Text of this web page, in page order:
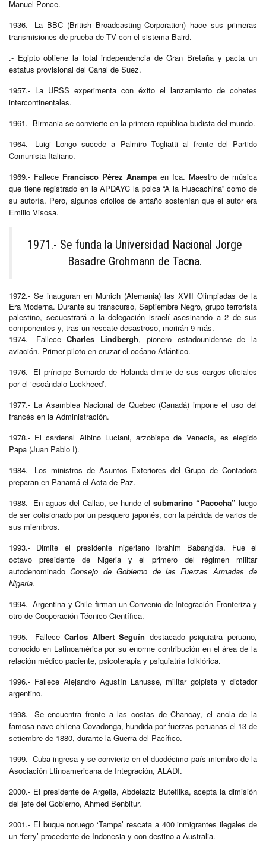
Manuel Ponce.
1936.- La BBC (British Broadcasting Corporation) hace sus primeras
transmisiones de prueba de TV con el sistema Baird.
.- Egipto obtiene la total independencia de Gran Bretaña y pacta un
estatus provisional del Canal de Suez.
1957.- La URSS experimenta con éxito el lanzamiento de cohetes
intercontinentales.
1961.- Birmania se convierte en la primera república budista del mundo.
1964.- Luigi Longo sucede a Palmiro Togliatti al frente del Partido
Comunista Italiano.
1969.- Fallece Francisco Pérez Anampa en Ica. Maestro de música
que tiene registrado en la APDAYC la polca “A la Huacachina” como de
su autoría. Pero, algunos criollos de antaño sostenían que el autor era
Emilio Visosa.
1971.- Se funda la Universidad Nacional Jorge
Basadre Grohmann de Tacna.
1972.- Se inauguran en Munich (Alemania) las XVII Olimpiadas de la
Era Moderna. Durante su transcurso, Septiembre Negro, grupo terrorista
palestino, secuestrará a la delegación israelí asesinando a 2 de sus
componentes y, tras un rescate desastroso, morirán 9 más.
1974.- FalleceCharles Lindbergh, pionero estadounidense de la
aviación. Primer piloto en cruzar el océano Atlántico.
1976.- El príncipe Bernardo de Holanda dimite de sus cargos oficiales
por el ‘escándalo Lockheed’.
1977.- La Asamblea Nacional de Quebec (Canadá) impone el uso del
francés en la Administración.
1978.- El cardenal Albino Luciani, arzobispo de Venecia, es elegido
Papa (Juan Pablo I).
1984.- Los ministros de Asuntos Exteriores del Grupo de Contadora
preparan en Panamá el Acta de Paz.
1988.- En aguas del Callao, se hunde el submarino “Pacocha” luego
de ser colisionado por un pesquero japonés, con la pérdida de varios de
sus miembros.
1993.- Dimite el presidente nigeriano Ibrahim Babangida. Fue el
octavo presidente de Nigeria y el primero del régimen militar
autodenominadoConsejo de Gobierno de las Fuerzas Armadas de
Nigeria.
1994.- Argentina y Chile firman un Convenio de Integración Fronteriza y
otro de Cooperación Técnico-Científica.
1995.- FalleceCarlos Albert Seguín destacado psiquiatra peruano,
conocido en Latinoamérica por su enorme contribución en el área de la
relación médico paciente, psicoterapia y psiquiatría folklórica.
1996.- Fallece Alejandro Agustín Lanusse, militar golpista y dictador
argentino.
1998.- Se encuentra frente a las costas de Chancay, el ancla de la
famosa nave chilena Covadonga, hundida por fuerzas peruanas el 13 de
setiembre de 1880, durante la Guerra del Pacífico.
1999.- Cuba ingresa y se convierte en el duodécimo país miembro de la
Asociación Ltinoamericana de Integración, ALADI.
2000.- El presidente de Argelia, Abdelaziz Buteflika, acepta la dimisión
del jefe del Gobierno, Ahmed Benbitur.
2001.- El buque noruego ‘Tampa’ rescata a 400 inmigrantes ilegales de
un ‘ferry’ procedente de Indonesia y con destino a Australia.